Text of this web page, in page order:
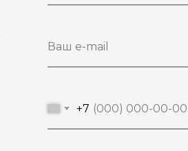
+7